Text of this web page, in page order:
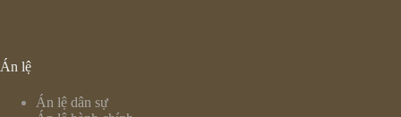
Án lệ
Án lệ dân sự